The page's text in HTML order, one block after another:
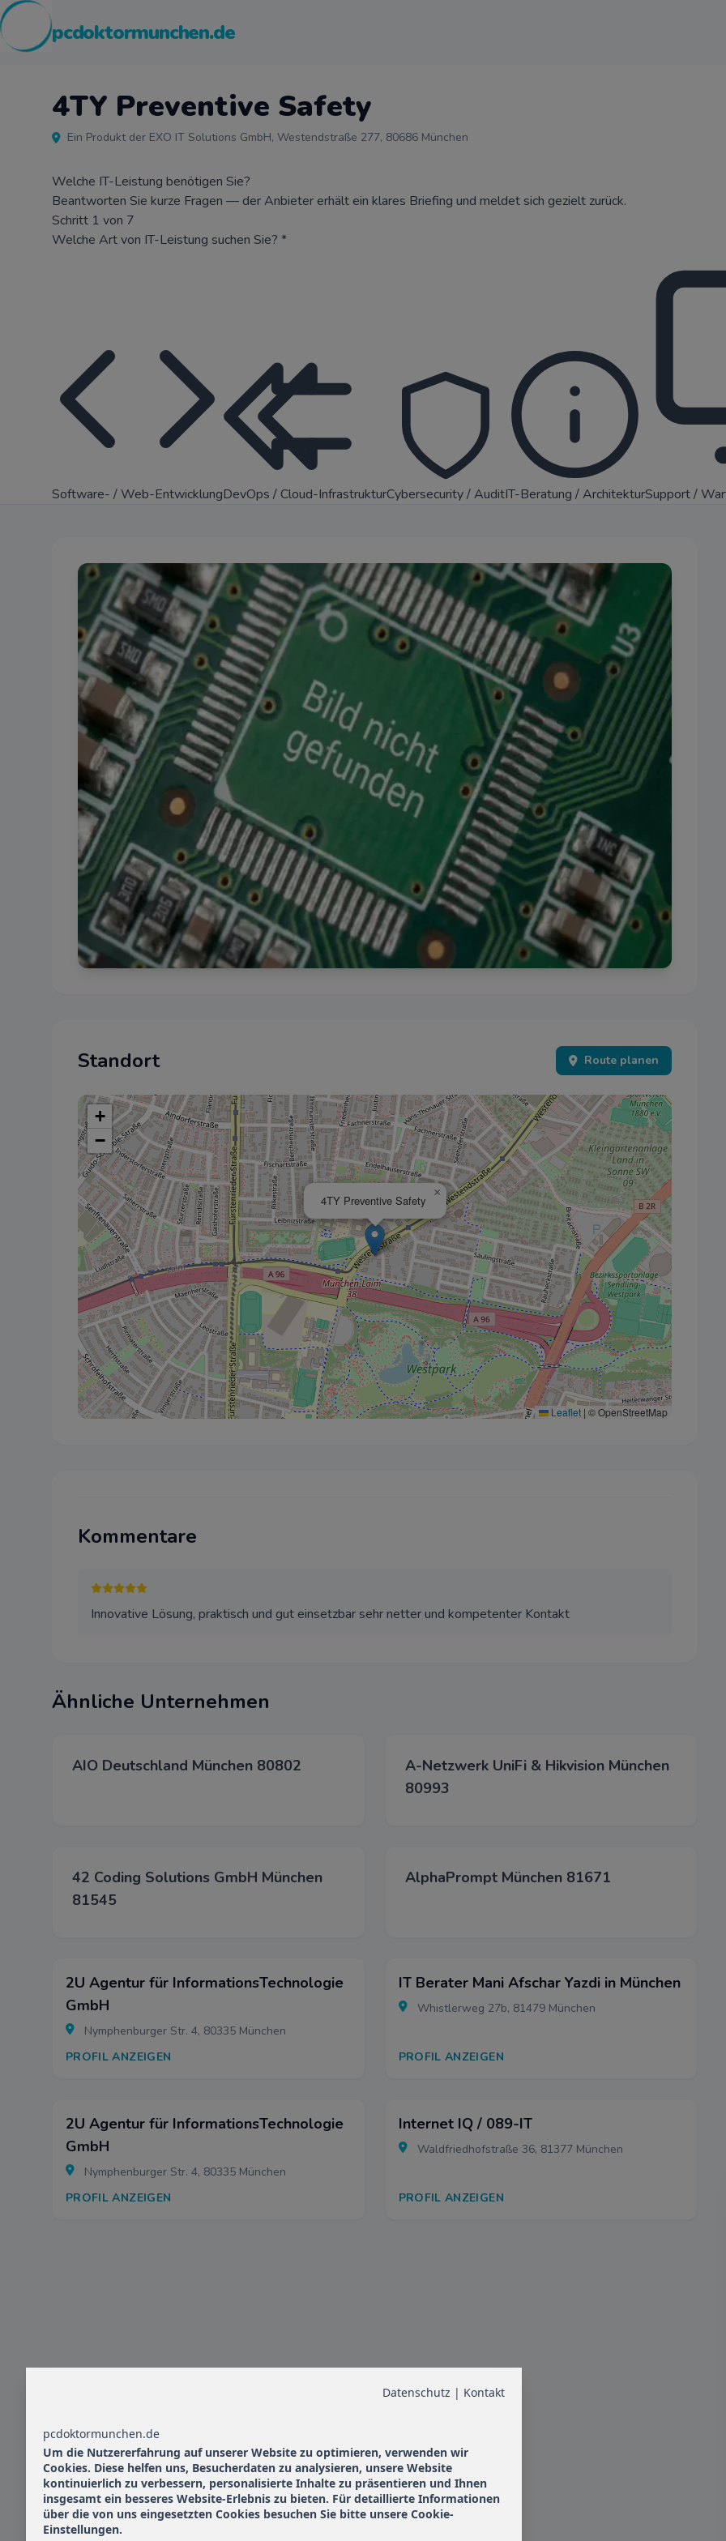
pcdoktormunchen.de
4TY Preventive Safety
Ein Produkt der EXO IT Solutions GmbH, Westendstraße 277, 80686 München
Welche IT-Leistung benötigen Sie?
Beantworten Sie kurze Fragen — der Anbieter erhält ein klares Briefing und meldet sich gezielt zurück.
Schritt 1 von 7
Welche Art von IT-Leistung suchen Sie? *
Software- / Web-EntwicklungDevOps / Cloud-InfrastrukturCybersecurity / AuditIT-Beratung / ArchitekturSupport /
Standort Route planen
4TY Preventive Safety
×
+
−
Leaflet | © OpenStreetMap
Kommentare
Innovative Lösung, praktisch und gut einsetzbar sehr netter und kompetenter Kontakt
Ähnliche Unternehmen
AIO Deutschland München 80802
A-Netzwerk UniFi & Hikvision München
80993
42 Coding Solutions GmbH München
81545
AlphaPrompt München 81671
2U Agentur für InformationsTechnologie
GmbH
Nymphenburger Str. 4, 80335 München
PROFIL ANZEIGEN
IT Berater Mani Afschar Yazdi in München
Whistlerweg 27b, 81479 München
PROFIL ANZEIGEN
2U Agentur für InformationsTechnologie
GmbH
Nymphenburger Str. 4, 80335 München
PROFIL ANZEIGEN
Internet IQ / 089-IT
Waldfriedhofstraße 36, 81377 München
PROFIL ANZEIGEN
Datenschutz | Kontakt
pcdoktormunchen.de
Um die Nutzererfahrung auf unserer Website zu optimieren, verwenden wir
Cookies. Diese helfen uns, Besucherdaten zu analysieren, unsere Website
kontinuierlich zu verbessern, personalisierte Inhalte zu präsentieren und Ihnen
insgesamt ein besseres Website-Erlebnis zu bieten. Für detaillierte Informationen
über die von uns eingesetzten Cookies besuchen Sie bitte unsere Cookie-
Einstellungen.
Datenschutz-Bestimmungen
Einstellungen Cookie-Richtlinie
Wir bitten um Ihre Zustimmung, damit wir Ihre Daten für folgende Zwecke
Notwendig
Diese Cookies sind für eine einwandfreie Funktionalität unserer Website erforderlich
und können in unserem System nicht deaktiviert werden.
Performance
Dieser Cookie wird auf Websites gesetzt, die Cloudflare verwenden, um ihre
zu beschleunigen und um Bedrohungen abzuwehren. Es werden keine
zur Identifizierung der Benutzer gesammelt oder weitergegeben.
Funktional